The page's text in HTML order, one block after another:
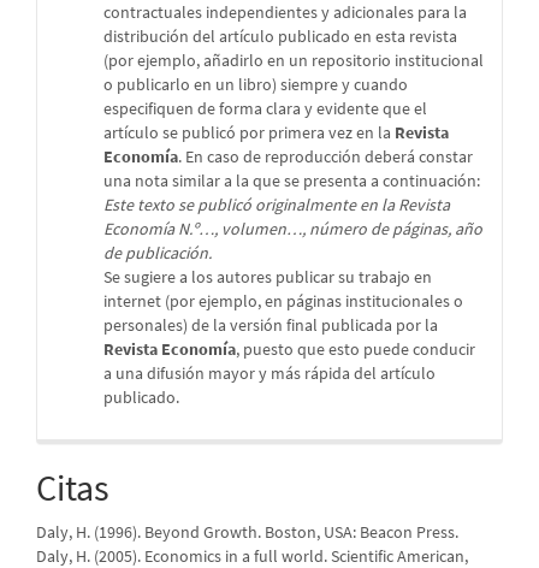
contractuales independientes y adicionales para la
distribución del artículo publicado en esta revista
(por ejemplo, añadirlo en un repositorio institucional
o publicarlo en un libro) siempre y cuando
especifiquen de forma clara y evidente que el
artículo se publicó por primera vez en la Revista
Economía. En caso de reproducción deberá constar
una nota similar a la que se presenta a continuación:
Este texto se publicó originalmente en la Revista
Economía N.º…, volumen…, número de páginas, año
de publicación.
Se sugiere a los autores publicar su trabajo en
internet (por ejemplo, en páginas institucionales o
personales) de la versión final publicada por la
Revista Economía, puesto que esto puede conducir
a una difusión mayor y más rápida del artículo
publicado.
Citas
Daly, H. (1996). Beyond Growth. Boston, USA: Beacon Press.
Daly, H. (2005). Economics in a full world. Scientific American,